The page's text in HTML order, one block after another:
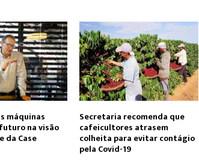
máquinas
na visão
da Case
Secretaria recomenda que
cafeicultores atrasem
colheita para evitar contágio
pela Covid-19